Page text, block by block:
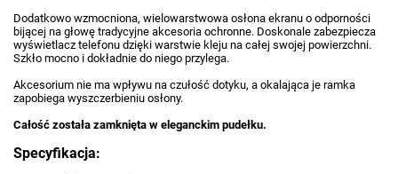
Dodatkowo wzmocniona, wielowarstwowa osłona ekranu o odporności
bijącej na głowę tradycyjne akcesoria ochronne. Doskonale zabezpiecza
wyświetlacz telefonu dzięki warstwie kleju na całej swojej powierzchni.
Szkło mocno i dokładnie do niego przylega.
Akcesorium nie ma wpływu na czułość dotyku, a okalająca je ramka
zapobiega wyszczerbieniu osłony.
Całość została zamknięta w eleganckim pudełku.
Specyfikacja: